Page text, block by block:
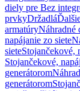
diely pre Bez
prvkyDržadlá
armatúryNáhradné
napájanie zo siete
sieteStojančekové,
Stojančekové,
generátorom
generátorom